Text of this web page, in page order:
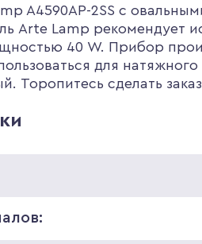
A4590AP-2SS с
Arte Lamp рекомендует
40 W. Прибор
для
Торопитесь сделать